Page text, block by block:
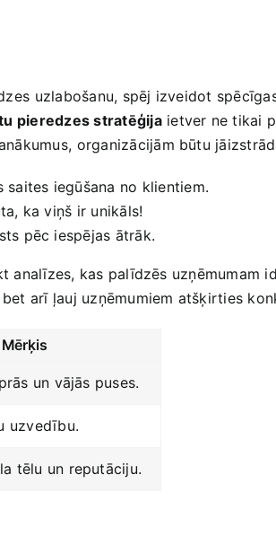
⁣uzlabošanu, spēj izveidot
pieredzes stratēģijaietver ne tikai
⁤organizācijām būtu
saites iegūšana no klientiem.
ka viņš ir ​unikāls!
pēc iespējas ātrāk.
kas palīdzēs uzņēmumam
arī ļauj uzņēmumiem atšķirties
Mērķis
un vājās puses.
uzvedību.
tēlu un reputāciju.